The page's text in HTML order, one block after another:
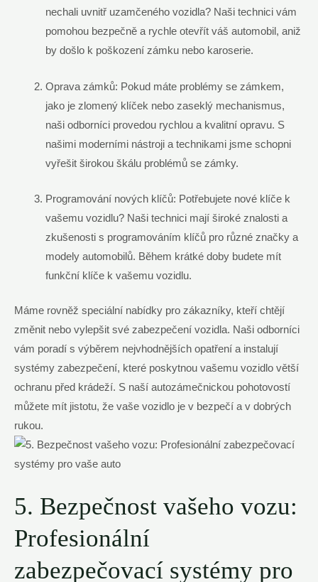
nechali uvnitř uzamčeného vozidla? Naši technici vám
pomohou bezpečně a rychle otevřít váš automobil, aniž
by došlo k poškození zámku nebo karoserie.
Oprava zámků: Pokud máte problémy se zámkem,
jako je zlomený klíček nebo zaseklý mechanismus,
naši odborníci provedou rychlou a kvalitní opravu. S
našimi moderními nástroji a technikami jsme schopni
vyřešit širokou škálu problémů se zámky.
Programování nových klíčů: Potřebujete nové klíče k
vašemu vozidlu? Naši technici mají široké znalosti a
zkušenosti s programováním klíčů pro různé značky a
modely automobilů. Během krátké doby budete mít
funkční klíče k vašemu vozidlu.
Máme rovněž speciální nabídky pro zákazníky, kteří chtějí
změnit nebo vylepšit své zabezpečení vozidla. Naši odborníci
vám poradí s výběrem nejvhodnějších opatření a instalují
systémy zabezpečení, které poskytnou vašemu vozidlo větší
ochranu před krádeží. S naší autozámečnickou pohotovostí
můžete mít jistotu, že vaše vozidlo je v bezpečí a v dobrých
rukou.
5. Bezpečnost vašeho vozu:
Profesionální
zabezpečovací systémy pro